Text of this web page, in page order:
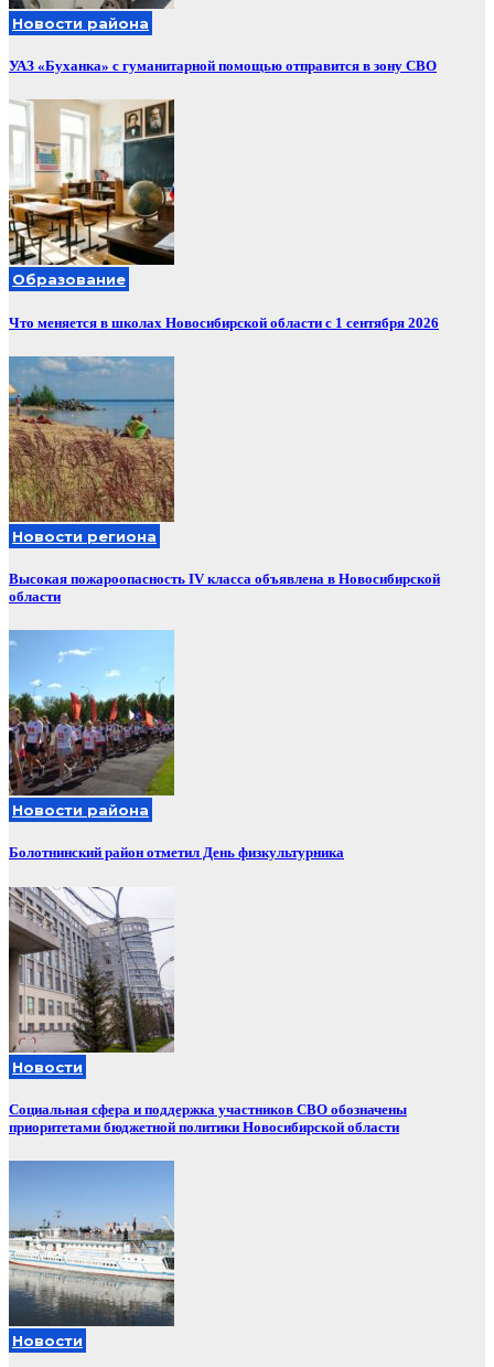
Новости района
УАЗ «Буханка» с гуманитарной помощью отправится в зону СВО
Образование
Что меняется в школах Новосибирской области с 1 сентября 2026
Новости региона
Высокая пожароопасность IV класса объявлена в Новосибирской
области
Новости района
Болотнинский район отметил День физкультурника
Новости
Социальная сфера и поддержка участников СВО обозначены
приоритетами бюджетной политики Новосибирской области
Новости